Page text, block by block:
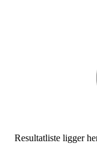
Resultatliste ligger